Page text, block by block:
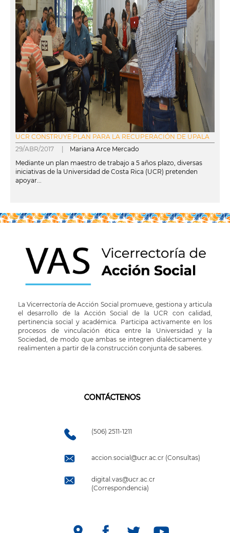
UCR CONSTRUYE PLAN PARA LA RECUPERACIÓN DE UPALA
29/ABR/2017 | Mariana Arce Mercado
Mediante un plan maestro de trabajo a 5 años plazo, diversas
iniciativas de la Universidad de Costa Rica (UCR) pretenden
apoyar...
La Vicerrectoría de Acción Social promueve, gestiona y articula
el desarrollo de la Acción Social de la UCR con calidad,
pertinencia social y académica. Participa activamente en los
procesos de vinculación ética entre la Universidad y la
Sociedad, de modo que ambas se integren dialécticamente y
realimenten a partir de la construcción conjunta de saberes.
CONTÁCTENOS
(506) 2511-1211
accion.social@ucr.ac.cr (Consultas)
digital.vas@ucr.ac.cr
(Correspondencia)